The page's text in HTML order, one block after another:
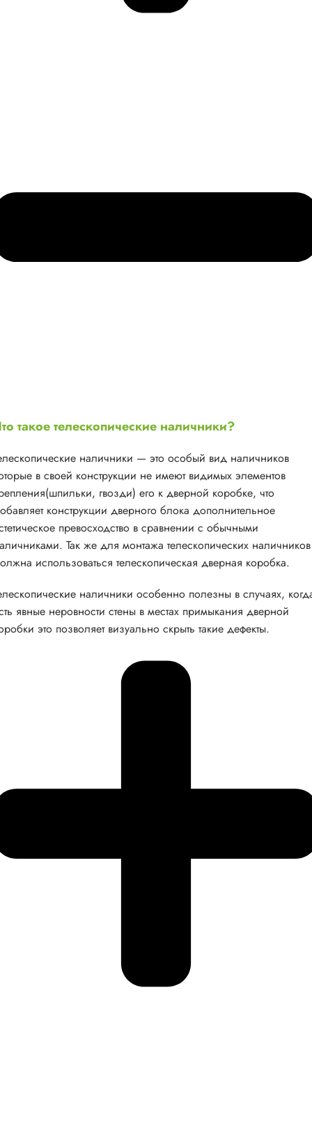
такое телескопические наличники?
наличники — это особый вид наличников
в своей конструкции не имеют видимых элементов
гвозди) его к дверной коробке, что
конструкции дверного блока дополнительное
превосходство в сравнении с обычными
Так же для монтажа телескопических наличников
использоваться телескопическая дверная коробка.
наличники особенно полезны в случаях,
явные неровности стены в местах примыкания дверной
это позволяет визуально скрыть такие дефекты.